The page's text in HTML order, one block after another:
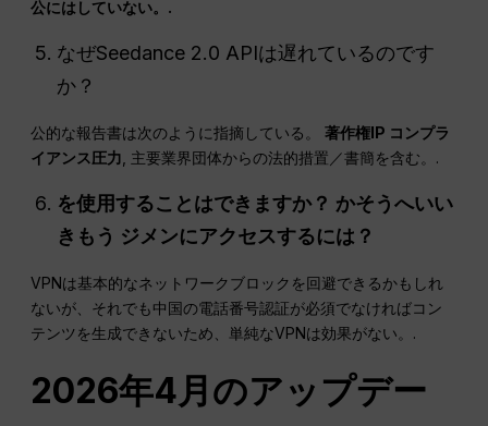
公にはしていない。.
なぜSeedance 2.0 APIは遅れているのです
か？
公的な報告書は次のように指摘している。著作権IP コンプラ
イアンス圧力 , 主要業界団体からの法的措置／書簡を含む。.
を使用することはできますか？ かそうへいい
きもう ジメンにアクセスするには？
VPNは基本的なネットワークブロックを回避できるかもしれ
ないが、それでも中国の電話番号認証が必須でなければコン
テンツを生成できないため、単純なVPNは効果がない。.
2026年4月のアップデー